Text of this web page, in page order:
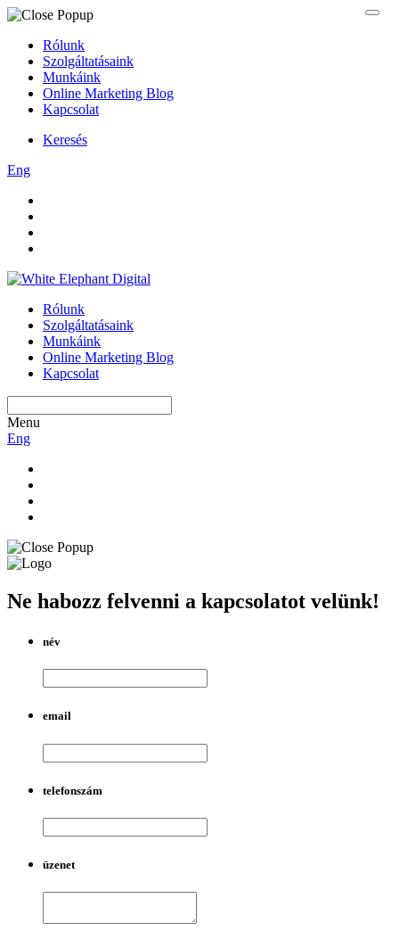
Rólunk
Szolgáltatásaink
Munkáink
Online Marketing Blog
Kapcsolat
Keresés
Eng
Rólunk
Szolgáltatásaink
Munkáink
Online Marketing Blog
Kapcsolat
Menu
Eng
Ne habozz felvenni a kapcsolatot velünk!
név
email
telefonszám
üzenet